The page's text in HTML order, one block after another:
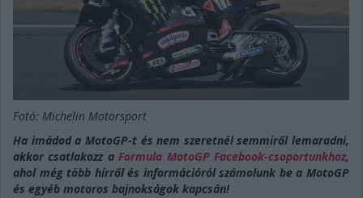
Fotó: Michelin Motorsport
Ha imádod a MotoGP-t és nem szeretnél semmiről lemaradni,
akkor csatlakozz aFormula MotoGP Facebook-csoportunkhoz,
ahol még több hírről és információról számolunk be a MotoGP
és egyéb motoros bajnokságok kapcsán!